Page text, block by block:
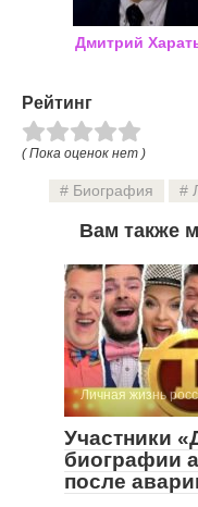
Дмитрий
Рейтинг
( Пока оценок нет )
Биография
Вам также
Личная жизнь
Участники
биографии
после